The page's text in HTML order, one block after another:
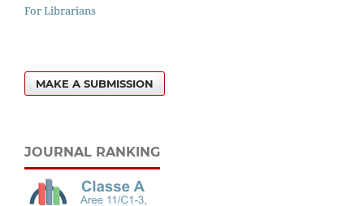
For Librarians
MAKE A SUBMISSION
JOURNAL RANKING